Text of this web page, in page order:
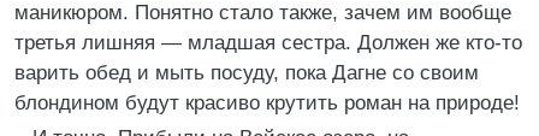
маникюром. Понятно стало также, зачем им вообще
третья лишняя — младшая сестра. Должен же кто-то
варить обед и мыть посуду, пока Дагне со своим
блондином будут красиво крутить роман на природе!